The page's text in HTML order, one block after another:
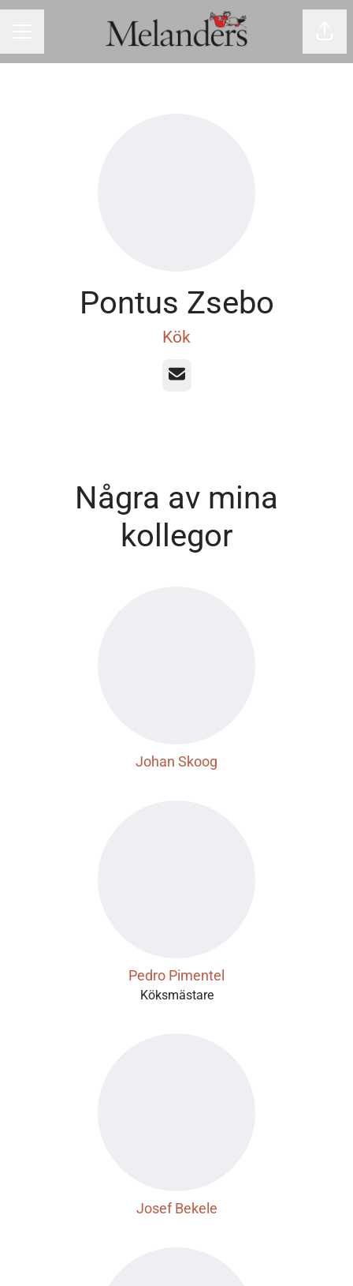
Pontus Zsebo
Kök
E-post
Några av mina
kollegor
Johan Skoog
Pedro Pimentel
Köksmästare
Josef Bekele